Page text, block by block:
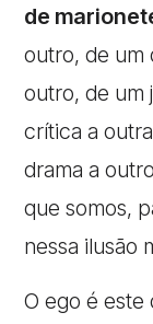
de
outro, de um
outro, de um
crítica a
drama a
que somos,
nessa ilusão
O ego é este